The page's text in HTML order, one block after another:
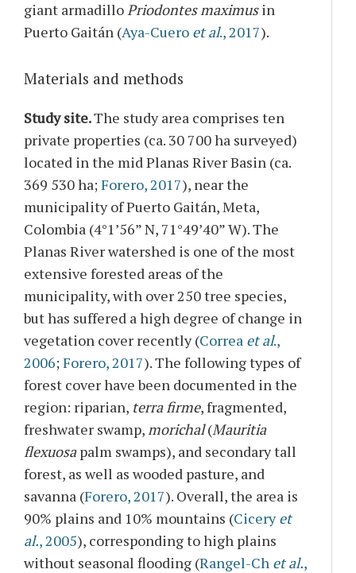
giant armadilloPriodontes maximusin
Puerto Gaitán (Aya-Cuero et al., 2017).
Materials and methods
Study site.The study area comprises ten
private properties (ca. 30 700 ha surveyed)
located in the mid Planas River Basin (ca.
369 530 ha;Forero, 2017), near the
municipality of Puerto Gaitán, Meta,
Colombia (4°1’56” N, 71°49’40” W). The
Planas River watershed is one of the most
extensive forested areas of the
municipality, with over 250 tree species,
but has suffered a high degree of change in
vegetation cover recently (Correa et al.,
2006;Forero, 2017). The following types of
forest cover have been documented in the
region: riparian, terra firme, fragmented,
freshwater swamp,morichal(Mauritia
flexuosapalm swamps), and secondary tall
forest, as well as wooded pasture, and
savanna (Forero, 2017). Overall, the area is
90% plains and 10% mountains (Ciceryet
al., 2005), corresponding to high plains
without seasonal flooding (Rangel-Ch et al.,